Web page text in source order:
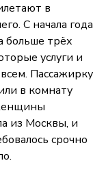
в
С начала года
больше трёх
услуги и
Пассажирку
в комнату
из Москвы, и
срочно